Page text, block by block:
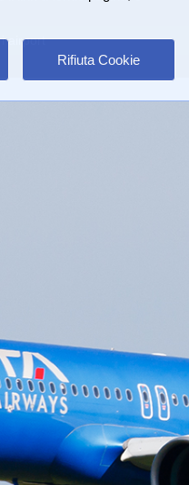
Rifiuta Cookie
airport